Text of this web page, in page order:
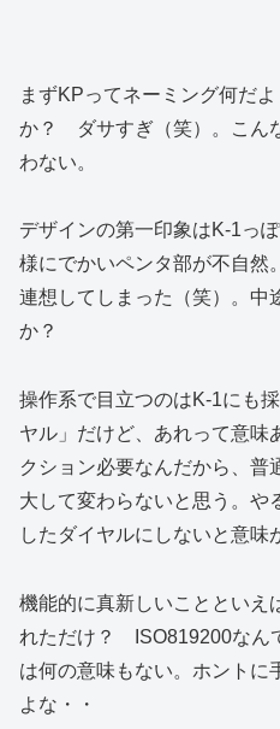
まずKPってネーミング何だ
か？ ダサすぎ（笑）。こん
わない。
デザインの第一印象はK-1っ
様にでかいペンタ部が不自然
連想してしまった（笑）。中
か？
操作系で目立つのはK-1にも
ヤル」だけど、あれって意
クション必要なんだから、普
大して変わらないと思う。や
したダイヤルにしないと意味
機能的に真新しいことといえ
れただけ？ ISO819200なん
は何の意味もない。ホントに
よな・・